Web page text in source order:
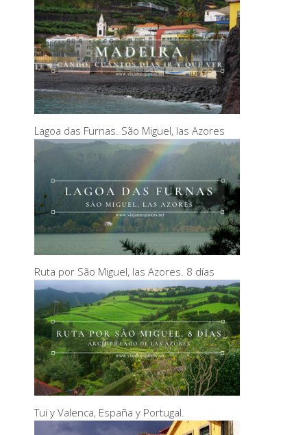
Lagoa das Furnas. São Miguel, las Azores
Ruta por São Miguel, las Azores. 8 días
Tui y Valenca, España y Portugal.